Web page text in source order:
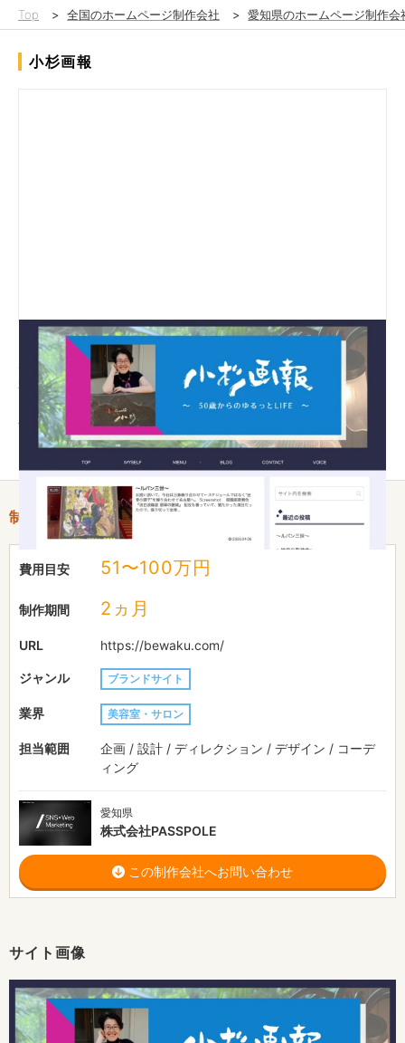
Top > 全国のホームページ制作会社 > 愛知県のホームページ制作会
小杉画報
当初ウェブサイトがなく情報発信手段がなかった課題に対し、
CMSを導入した新規サイトを制作。企業情報やサービス内容を
整理して掲載し、クライアント自身でブログやお知らせを更新で
きる体制を構築しました。継続的な情報発信が可能となり、ユー
ザーへの情報提供力が向上。検索流入や認知度の向上にも貢献
し、事業活動を支えるオンライン基盤の整備に寄与しました。
サイト画像
制作情報
費用目安 51〜100万円
制作期間 2ヵ月
URL https://bewaku.com/
ジャンル ブランドサイト
業界 美容室・サロン
担当範囲
企画 / 設計 / ディレクション / デザイン / コーデ
ィング
愛知県
株式会社PASSPOLE
この制作会社へお問い合わせ